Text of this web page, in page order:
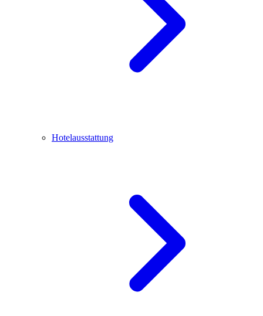
Hotelausstattung